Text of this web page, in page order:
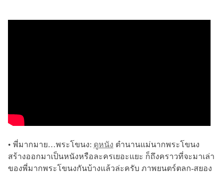
• พี่มากมาย…พระโขนง: ดูหนัง ตำนานแม่นากพระโขนง
สร้างออกมาเป็นหนังหรือละครเยอะแยะ ก็ถึงคราวที่จะมาเล่า
ของพี่มากพระโขนงกันบ้างแล้วล่ะครับ ภาพยนตร์ตลก-สยอง